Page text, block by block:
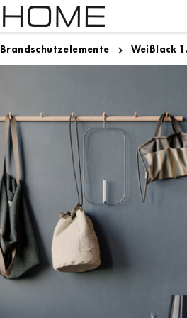
Innentüren Zargen
Designboden
Lighthouse Bremen
Brandschutzelemente Weißlack